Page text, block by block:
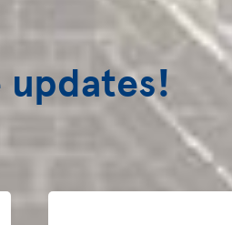
updates!